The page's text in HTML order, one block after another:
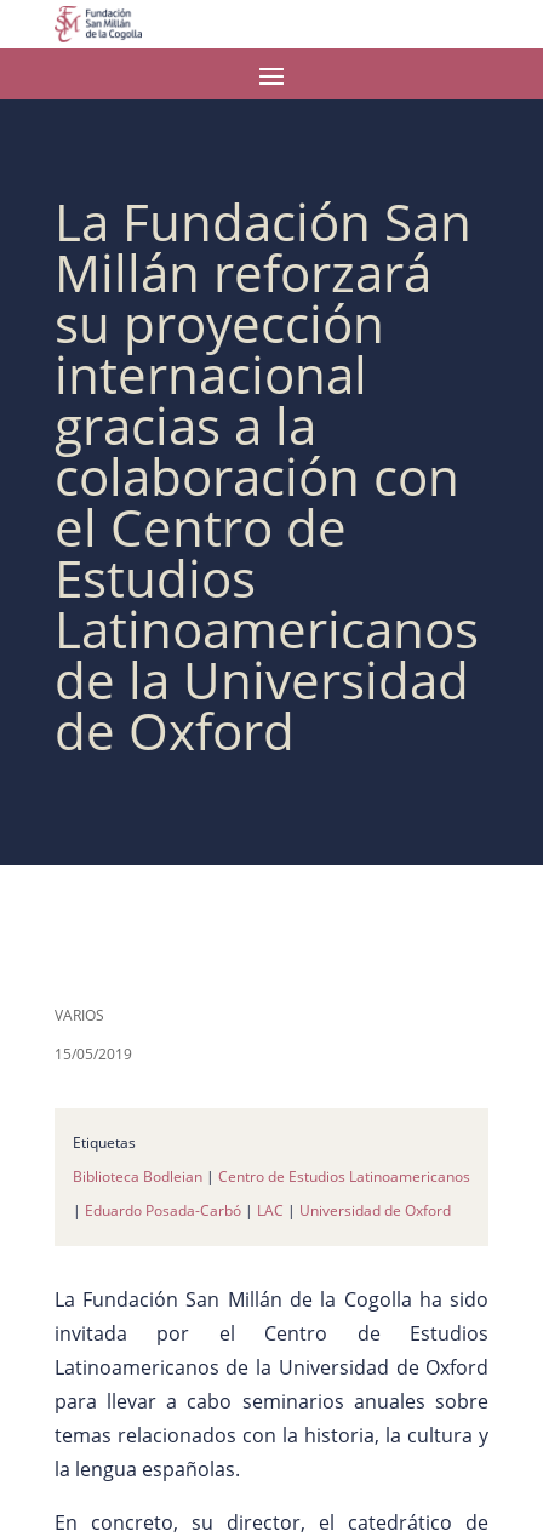
La Fundación San
Millán reforzará
su proyección
internacional
gracias a la
colaboración con
el Centro de
Estudios
Latinoamericanos
de la Universidad
de Oxford
VARIOS
15/05/2019
Etiquetas
Biblioteca Bodleian| Centro de Estudios Latinoamericanos
| Eduardo Posada-Carbó| LAC | Universidad de Oxford
La Fundación San Millán de la Cogolla ha sido
invitada por el Centro de Estudios
Latinoamericanos de la Universidad de Oxford
para llevar a cabo seminarios anuales sobre
temas relacionados con la historia, la cultura y
la lengua españolas.
En concreto, su director, el catedrático de